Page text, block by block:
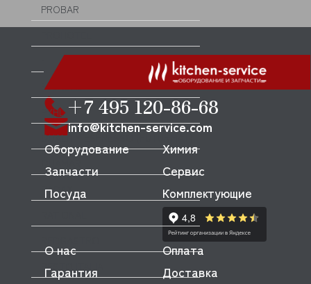
PROBAR
PROXIMA (DR COFFEE)
PUJADAS
PYHL
QUALITY ESPRESSO (FUTURMAT)
RADAX
RESTO ITALIA
+7 495 120-86-68
info@kitchen-service.com
Оборудование
Запчасти
Посуда
Химия
Сервис
Комплектующие
О нас
Оплата
Гарантия
Доставка